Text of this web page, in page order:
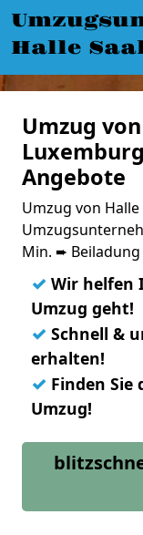
Halle
Umzug
Angebote
Umzug von
Min. ➨ Beiladung
✓ Wir helfen
Umzug geht!
✓ Schnell &
erhalten!
✓ Finden
Umzug!